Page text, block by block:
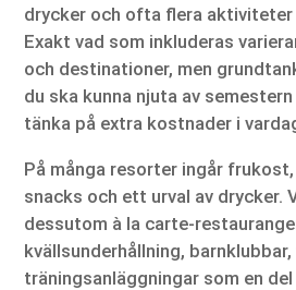
drycker och ofta flera aktiviteter
Exakt vad som inkluderas
och destinationer, men
du ska kunna njuta av
tänka på extra kostnader i
På många resorter ingår
snacks och ett urval av drycker.
dessutom à la carte-
kvällsunderhållning,
träningsanläggningar som en